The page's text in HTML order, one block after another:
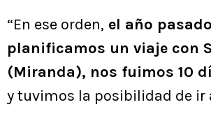
“En ese orden, el año pasado
planificamos un viaje con
(Miranda), nos fuimos 10
y tuvimos la posibilidad de ir